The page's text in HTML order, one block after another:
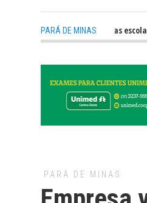
PARÁ DE MINAS
Veja o desempenho das escolas
PARÁ DE MINAS